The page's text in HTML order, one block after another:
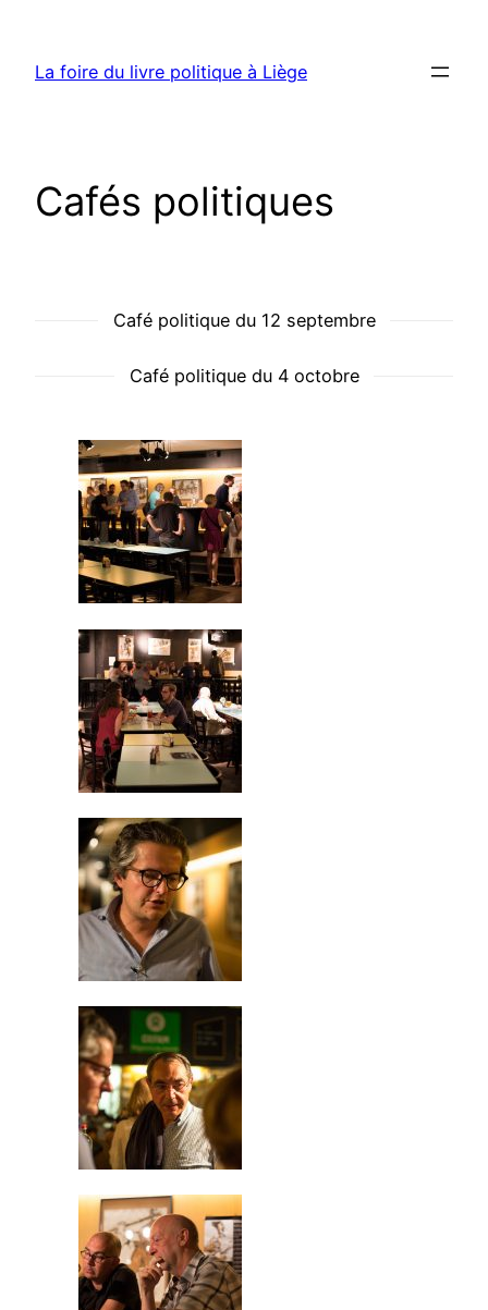
contenu
La foire du livre politique à Liège
Cafés politiques
Café politique du 12 septembre
Café politique du 4 octobre